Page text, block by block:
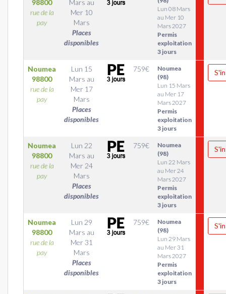
98800
rue de la
pay
Mars au
Mer 10
Mars
Places
disponibles
Lun 08 Mars
au Mer 10
Mars 2027
Permis
exploitation
3 jours
Noumea
98800
rue de la
pay
Lun 15
Mars au
Mer 17
Mars
Places
disponibles
759€
Noumea
(98)
Lun 15 Mars
au Mer 17
Mars 2027
Permis
exploitation
3 jours
Noumea
98800
rue de la
pay
Lun 22
Mars au
Mer 24
Mars
Places
disponibles
759€
Noumea
(98)
Lun 22 Mars
au Mer 24
Mars 2027
Permis
exploitation
3 jours
Noumea
98800
rue de la
pay
Lun 29
Mars au
Mer 31
Mars
Places
disponibles
759€
Noumea
(98)
Lun 29 Mars
au Mer 31
Mars 2027
Permis
exploitation
3 jours